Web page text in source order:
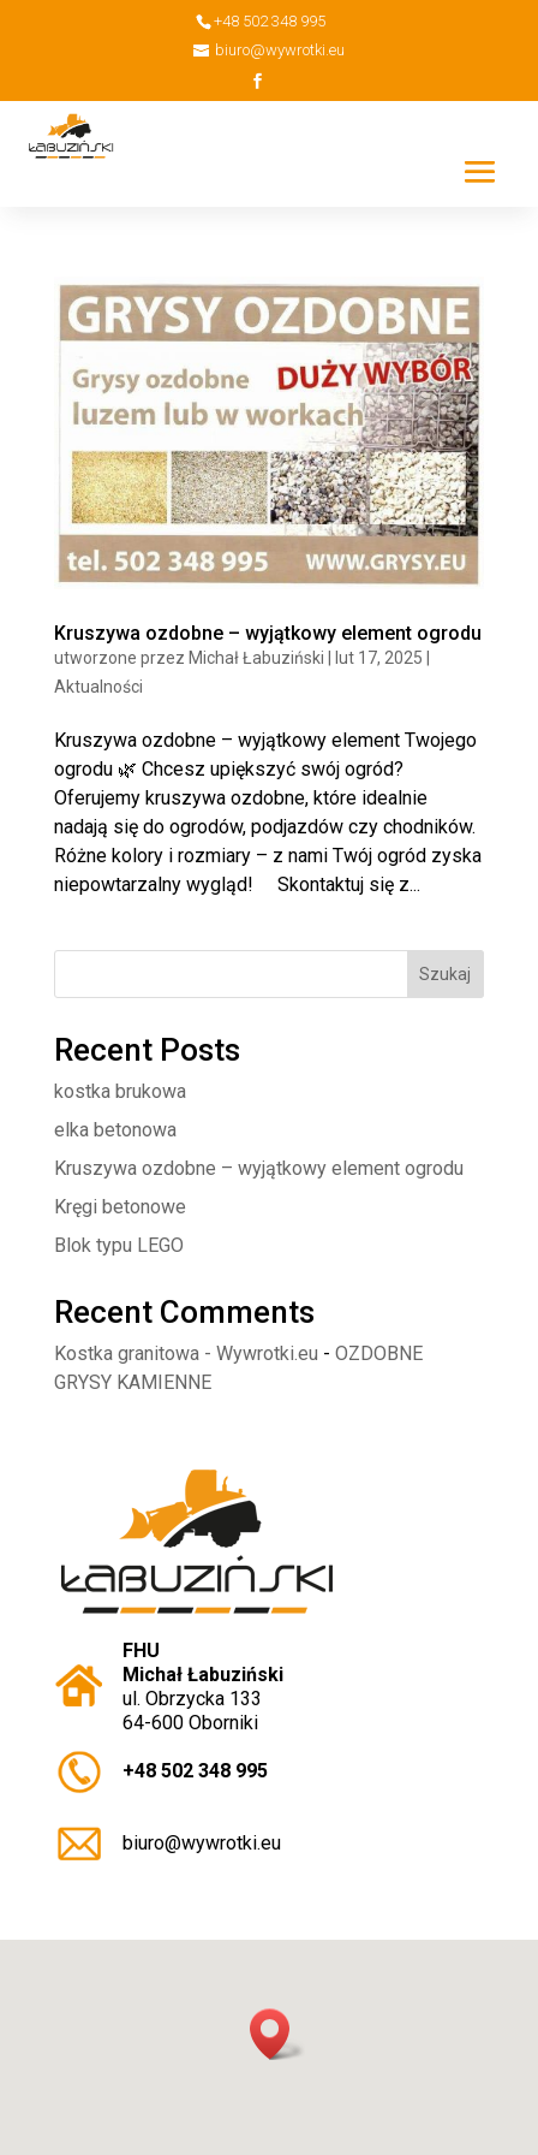
+48 502 348 995
biuro@wywrotki.eu
Kruszywa ozdobne – wyjątkowy element ogrodu
utworzone przez Michał Łabuziński lut 17, 2025
Aktualności
Kruszywa ozdobne – wyjątkowy element Twojego
ogrodu 🌿 Chcesz upiększyć swój ogród?
Oferujemy kruszywa ozdobne, które idealnie
nadają się do ogrodów, podjazdów czy chodników.
Różne kolory i rozmiary – z nami Twój ogród zyska
niepowtarzalny wygląd! ⠀ Skontaktuj się z...
Szukaj
Recent Posts
kostka brukowa
elka betonowa
Kruszywa ozdobne – wyjątkowy element ogrodu
Kręgi betonowe
Blok typu LEGO
Recent Comments
Kostka granitowa - Wywrotki.eu - OZDOBNE
GRYSY KAMIENNE
FHU
Michał Łabuziński
ul. Obrzycka 133
64-600 Oborniki
+48 502 348 995
biuro@wywrotki.eu